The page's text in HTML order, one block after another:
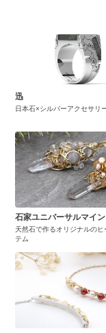
迅
日本石×シルバーアクセサリ
石家ユニバーサルマイ
天然石で作るオリジナルのヒ
テム